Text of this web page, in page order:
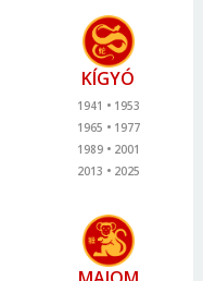
KÍGYÓ
1941
1953
1965
1977
1989
2001
2013
2025